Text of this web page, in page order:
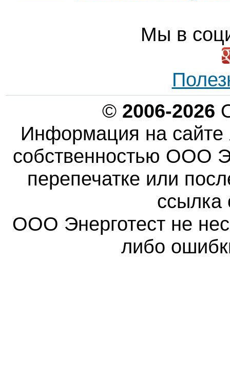
Мы в
© 2006-2026
Информация на сайте
собственностью ООО
перепечатке или
ссылка
ООО Энерготест не
либо